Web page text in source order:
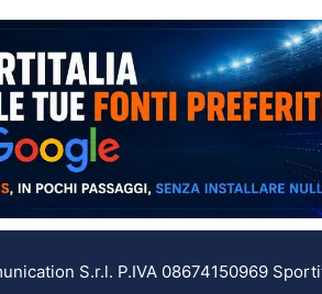
S.r.l. P.IVA 08674150969